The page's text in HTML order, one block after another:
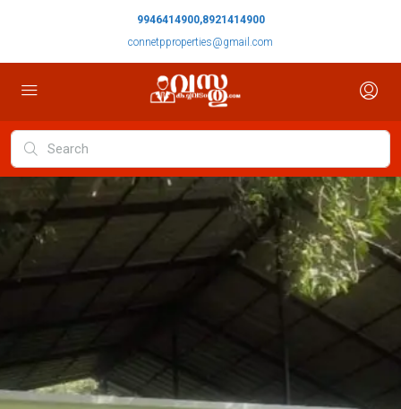
9946414900,8921414900
connetpproperties@gmail.com